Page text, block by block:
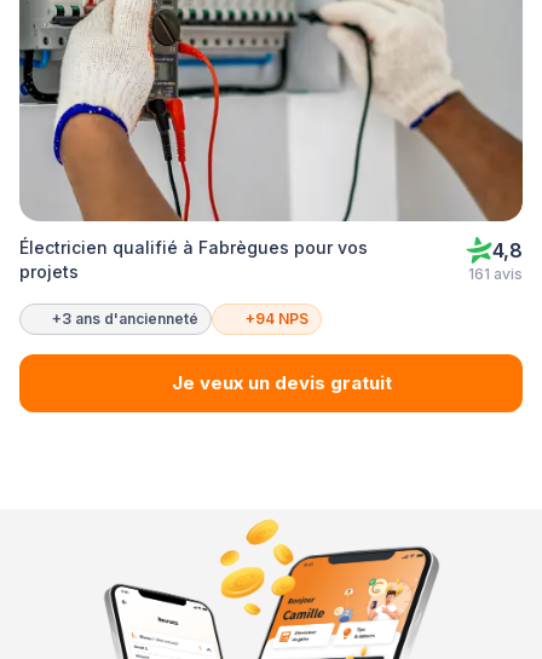
Électricien qualifié à Fabrègues pour vos
projets
4,8
161 avis
+3 ans d'ancienneté +94 NPS
Je veux un devis gratuit